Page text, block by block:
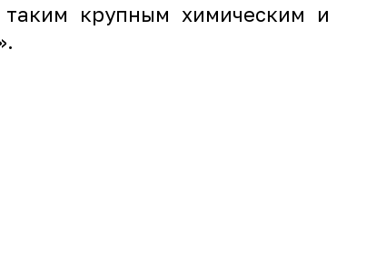
таким крупным химическим и